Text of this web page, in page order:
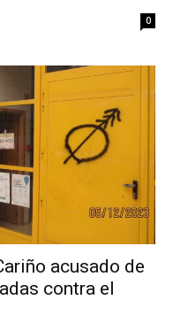
0
acusado de
contra el